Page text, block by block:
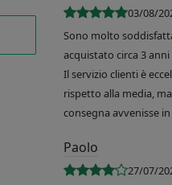
03/08/
Sono molto
acquistato circa 3
Il servizio clienti è
rispetto alla media,
consegna avvenisse
Paolo
27/07/